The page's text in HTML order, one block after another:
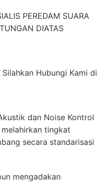
PEREDAM SUARA
DIATAS
Hubungi Kami di
dan Noise Kontrol
tingkat
secara standarisasi
mengadakan